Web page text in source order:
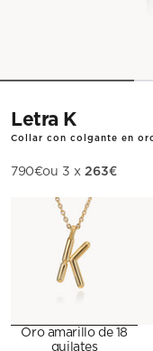
Letra K
Collar con colgante en
Precio de oferta
790€ou 3 x263€
Oro amarillo de 18
quilates